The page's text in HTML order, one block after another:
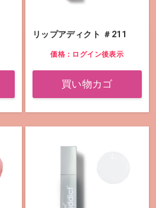
リップアディクト ＃211
価格：ログイン後表示
買い物カゴ